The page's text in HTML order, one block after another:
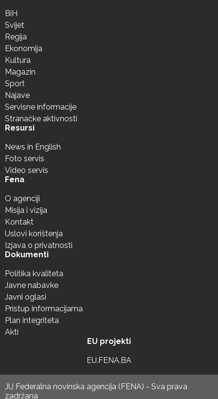
BiH
Svijet
Regija
Ekonomija
Kultura
Magazin
Sport
Najave
Servisne informacije
Stranačke aktivnosti
Resursi
News in English
Foto servis
Video servis
Fena
O agenciji
Misija i vizija
Kontakt
Uslovi korištenja
Izjava o privatnosti
Dokumenti
Politika kvaliteta
Javne nabavke
Javni oglasi
Pristup informacijama
Plan integriteta
Akti
EU projekti
EU.FENA.BA
JU Federalna novinska agencija (FENA) - Sva prava
zadržana